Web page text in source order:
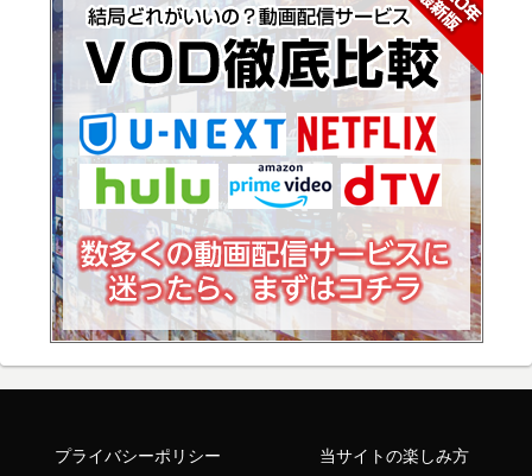
プライバシーポリシー 当サイトの楽しみ方